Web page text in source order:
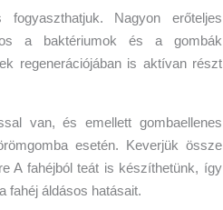
Nagyon erőteljes
a baktériumok és a gombák
regenerációjában is aktívan részt
van, és emellett gombaellenes
esetén. Keverjük össze
A fahéjból teát is készíthetünk, így
fahéj áldásos hatásait.